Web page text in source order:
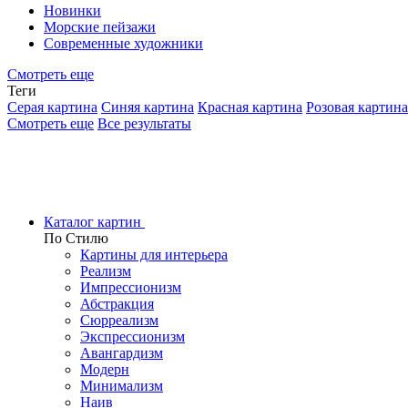
Новинки
Морские пейзажи
Современные художники
Смотреть еще
Теги
Серая картина Синяя картина Красная картина Розовая картина
Смотреть еще Все результаты
Каталог картин
По Стилю
Картины для интерьера
Реализм
Импрессионизм
Абстракция
Сюрреализм
Экспрессионизм
Авангардизм
Модерн
Минимализм
Наив